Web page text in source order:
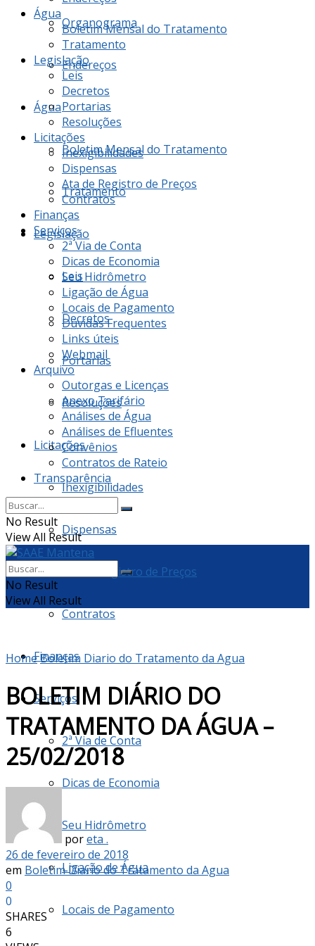
Organograma
Endereços
Água
Boletim Mensal do Tratamento
Tratamento
Legislação
Leis
Decretos
Portarias
Resoluções
Licitações
Inexigibilidades
Dispensas
Ata de Registro de Preços
Contratos
Finanças
Serviços
2ª Via de Conta
Dicas de Economia
Seu Hidrômetro
Ligação de Água
Locais de Pagamento
Água
Boletim Mensal do Tratamento
Tratamento
Legislação
Leis
Decretos
Portarias
Resoluções
Licitações
Inexigibilidades
Dispensas
Ata de Registro de Preços
Contratos
Finanças
Serviços
2ª Via de Conta
Dicas de Economia
Seu Hidrômetro
Ligação de Água
Locais de Pagamento
Dúvidas Frequentes
Links úteis
Webmail
Arquivo
Outorgas e Licenças
Anexo Tarifário
Análises de Água
Análises de Efluentes
Convênios
Contratos de Rateio
Transparência
No Result
View All Result
No Result
View All Result
HomeBoletim Diario do Tratamento da Agua
BOLETIM DIÁRIO DO
TRATAMENTO DA ÁGUA –
25/02/2018
poreta .
26 de fevereiro de 2018
em Boletim Diario do Tratamento da Agua
0
0
SHARES
6